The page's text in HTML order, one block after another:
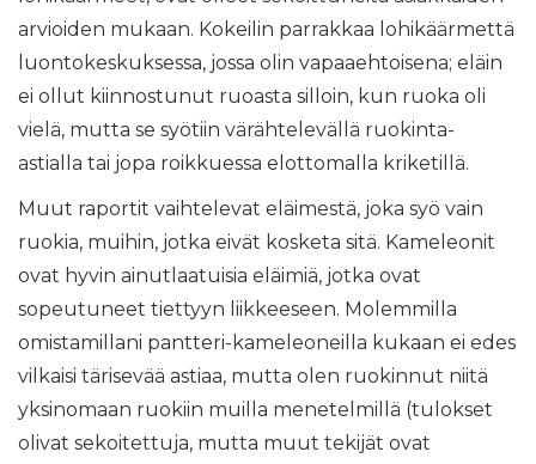
arvioiden mukaan. Kokeilin parrakkaa lohikäärmettä
luontokeskuksessa, jossa olin vapaaehtoisena; eläin
ei ollut kiinnostunut ruoasta silloin, kun ruoka oli
vielä, mutta se syötiin värähtelevällä ruokinta-
astialla tai jopa roikkuessa elottomalla kriketillä.
Muut raportit vaihtelevat eläimestä, joka syö vain
ruokia, muihin, jotka eivät kosketa sitä. Kameleonit
ovat hyvin ainutlaatuisia eläimiä, jotka ovat
sopeutuneet tiettyyn liikkeeseen. Molemmilla
omistamillani pantteri-kameleoneilla kukaan ei edes
vilkaisi tärisevää astiaa, mutta olen ruokinnut niitä
yksinomaan ruokiin muilla menetelmillä (tulokset
olivat sekoitettuja, mutta muut tekijät ovat